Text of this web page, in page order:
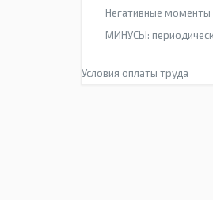
Негативные моменты
МИНУСЫ:
Условия оплаты труда